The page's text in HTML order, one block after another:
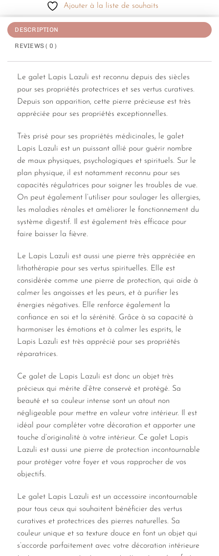
Ajouter à la liste de souhaits
DESCRIPTION
REVIEWS ( 0 )
Le galet Lapis Lazuli est reconnu depuis des siècles
pour ses propriétés protectrices et ses vertus curatives.
Depuis son apparition, cette pierre précieuse est très
appréciée pour ses propriétés exceptionnelles.
Très prisé pour ses propriétés médicinales, le galet
Lapis Lazuli est un puissant allié pour guérir nombre
de maux physiques, psychologiques et spirituels. Sur le
plan physique, il est notamment reconnu pour ses
capacités régulatrices pour soigner les troubles de vue.
On peut également l’utiliser pour soulager les allergies,
les maladies rénales et améliorer le fonctionnement du
système digestif. Il est également très efficace pour
faire baisser la fièvre.
Le Lapis Lazuli est aussi une pierre très appréciée en
lithothérapie pour ses vertus spirituelles. Elle est
considérée comme une pierre de protection, qui aide à
calmer les angoisses et les peurs, et à purifier les
énergies négatives. Elle renforce également la
confiance en soi et la sérénité. Grâce à sa capacité à
harmoniser les émotions et à calmer les esprits, le
Lapis Lazuli est très apprécié pour ses propriétés
réparatrices.
Ce galet de Lapis Lazuli est donc un objet très
précieux qui mérite d’être conservé et protégé. Sa
beauté et sa couleur intense sont un atout non
négligeable pour mettre en valeur votre intérieur. Il est
idéal pour compléter votre décoration et apporter une
touche d’originalité à votre intérieur. Ce galet Lapis
Lazuli est aussi une pierre de protection incontournable
pour protéger votre foyer et vous rapprocher de vos
objectifs.
Le galet Lapis Lazuli est un accessoire incontournable
pour tous ceux qui souhaitent bénéficier des vertus
curatives et protectrices des pierres naturelles. Sa
couleur unique et sa texture douce en font un objet qui
s’accorde parfaitement avec votre décoration intérieure